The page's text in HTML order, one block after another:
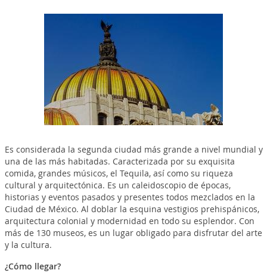
Es considerada la segunda ciudad más grande a nivel mundial y
una de las más habitadas. Caracterizada por su exquisita
comida, grandes músicos, el Tequila, así como su riqueza
cultural y arquitectónica. Es un caleidoscopio de épocas,
historias y eventos pasados y presentes todos mezclados en la
Ciudad de México. Al doblar la esquina vestigios prehispánicos,
arquitectura colonial y modernidad en todo su esplendor. Con
más de 130 museos, es un lugar obligado para disfrutar del arte
y la cultura.
¿Cómo llegar?